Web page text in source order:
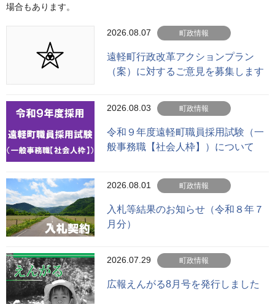
場合もあります。
2026.08.07 町政情報
遠軽町行政改革アクションプラン
（案）に対するご意見を募集します
2026.08.03 町政情報
令和９年度遠軽町職員採用試験（一
般事務職【社会人枠】）について
2026.08.01 町政情報
入札等結果のお知らせ（令和８年７
月分）
2026.07.29 町政情報
広報えんがる8月号を発行しました